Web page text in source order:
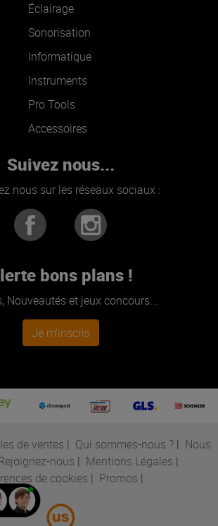
Éclairage
Sonorisation
Informatique
Instruments
Pro Tools
Accessoires
Suivez nous...
nous sur les réseaux sociaux :
bons plans !
Nouveautés et jeux concours...
Je m'inscris
de ventes | Qui sommes-nous ? | Nous
nous | Mentions Légales |
de cookies | Promos |